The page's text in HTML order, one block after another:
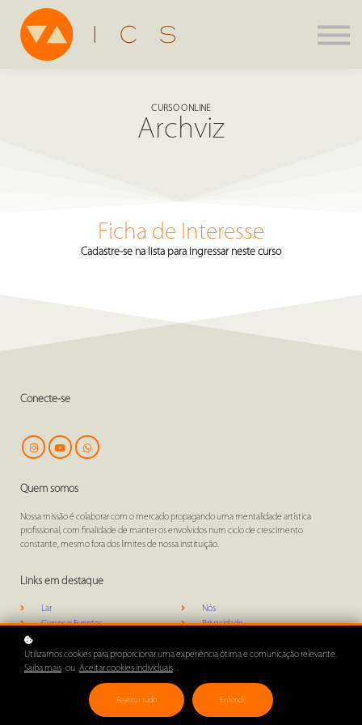
Assinatura
ICS Store
Entrar
CURSO ONLINE
Archviz
Ficha de Interesse
Cadastre-se na lista para ingressar neste curso
Conecte-se
Quem somos
Nossa missão é colaborar com o mercado propagando uma mentalidade artística
profissional, com finalidade de manter os envolvidos num ciclo de crescimento
constante, mesmo fora dos limites de nossa instituição.
Links em destaque
Lar
Nós
Cursos e Eventos
Privacidade
Av. Brigadeiro Faria Lima, 1811– Cj 115 - Caixa Postal 9779 - Jardim América - CEP 01452-001 –
Utilizamos cookies para proporcionar uma experiência ótima e comunicação relevante.
Saiba mais ou Aceitar cookies individuais
Rejeitar tudo Entendi!